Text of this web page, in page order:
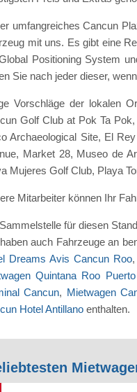
umfangreiches Cancun
mit uns. Es gibt eine
Positioning System
Sie nach jeder dieser,
Vorschläge der lokalen
Golf Club at Pok Ta
Archaeological Site, El
Market 28, Museo de
Mujeres Golf Club, Playa
Mitarbeiter können Ihr
für diesen
auch Fahrzeuge an
Dreams Avis Cancun Roo,
Quintana Roo
Cancun, Mietwagen
Hotel Antillano enthalten.